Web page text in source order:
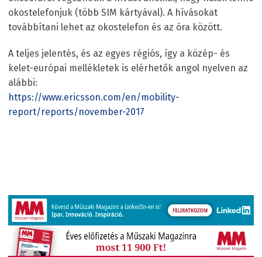
okostelefonjuk (több SIM kártyával). A hívásokat
továbbítani lehet az okostelefon és az óra között.
A teljes jelentés, és az egyes régiós, így a közép- és
kelet-európai mellékletek is elérhetők angol nyelven az
alábbi:
https://www.ericsson.com/en/mobility-
report/reports/november-2017